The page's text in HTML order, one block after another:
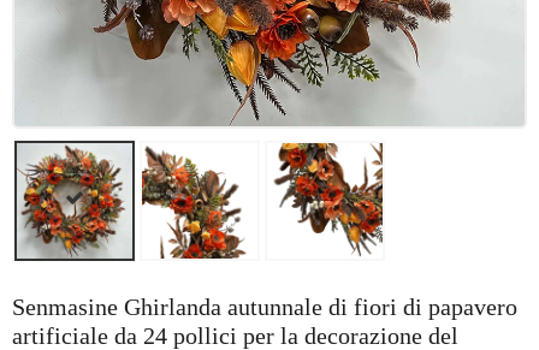
Senmasine Ghirlanda autunnale di fiori di papavero
artificiale da 24 pollici per la decorazione del